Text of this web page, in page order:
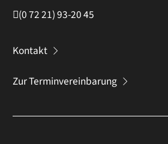
(07221) 93-2045
Kontakt
Zur Terminvereinbarung